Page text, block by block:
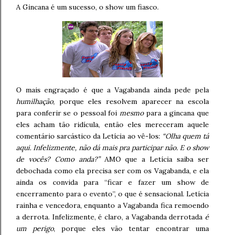
A Gincana é um sucesso, o show um fiasco.
O mais engraçado é que a Vagabanda ainda pede pela
humilhação, porque eles resolvem aparecer na escola
para conferir se o pessoal foimesmopara a gincana que
eles acham tão ridícula, então eles mereceram aquele
comentário sarcástico da Letícia ao vê-los: “Olha quem tá
aqui. Infelizmente, não dá mais pra participar não. E o show
de vocês? Como anda?”AMO que a Letícia saiba ser
debochada como ela precisa ser com os Vagabanda, e ela
ainda os convida para “ficar e fazer um show de
encerramento para o evento”, o que é sensacional. Letícia
rainha e vencedora, enquanto a Vagabanda fica remoendo
a derrota. Infelizmente, é claro, a Vagabanda derrotada é
um perigo, porque eles vão tentar encontrar uma